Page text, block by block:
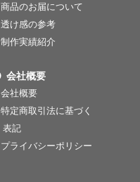
商品のお届について
透け感の参考
制作実績紹介
会社概要
会社概要
特定商取引法に基づく
表記
プライバシーポリシー